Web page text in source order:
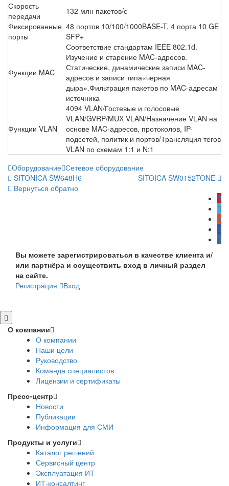
Скорость
передачи
132 млн пакетов/с
Фиксированные
порты
48 портов 10/100/1000BASE-T, 4 порта 10 GE
SFP+
Функции MAC
Соответствие стандартам IEEE 802.1d.
Изучение и старение MAC-адресов.
Статические, динамические записи MAC-
адресов и записи типа«черная
дыра».Фильтрация пакетов по MAC-адресам
источника
Функции VLAN
4094 VLAN/Гостевые и голосовые
VLAN/GVRP/MUX VLAN/Назначение VLAN на
основе MAC-адресов, протоколов, IP-
подсетей, политик и портов/Трансляция тегов
VLAN по схемам 1:1 и N:1
Оборудование Сетевое оборудование
SITONICA SW648H6
SITOICA SW0152TONE
Вернуться обратно
Вы можете зарегистрироваться в качестве клиента и/
или партнёра и осуществить вход в личный раздел
на сайте.
Регистрация
Вход
О компании
О компании
Наши цели
Руководство
Команда специалистов
Лицензии и сертификаты
Пресс-центр
Новости
Публикации
Информация для СМИ
Продукты и услуги
Каталог решений
Сервисный центр
Эксплуатация ИТ
ИТ-консалтинг